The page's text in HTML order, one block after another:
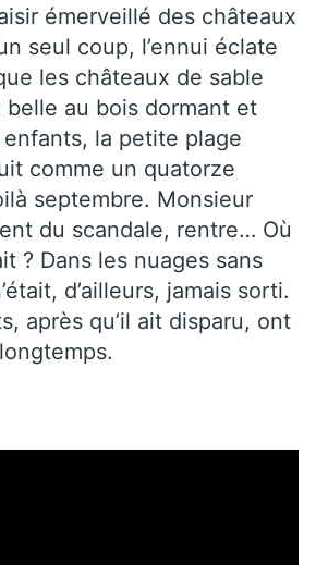
émerveillé des châteaux
seul coup, l’ennui éclate
les châteaux de sable
belle au bois dormant et
enfants, la petite plage
comme un quatorze
septembre. Monsieur
du scandale, rentre… Où
? Dans les nuages sans
d’ailleurs, jamais sorti.
après qu’il ait disparu, ont